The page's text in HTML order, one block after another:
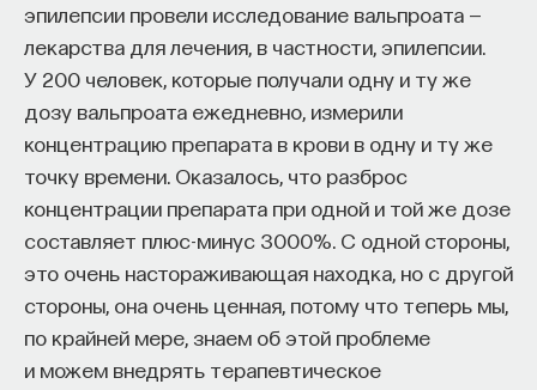
эпилепсии провели исследование вальпроата —
лекарства для лечения, в частности, эпилепсии.
У 200 человек, которые получали одну и ту же
дозу вальпроата ежедневно, измерили
концентрацию препарата в крови в одну и ту же
точку времени. Оказалось, что разброс
концентрации препарата при одной и той же дозе
составляет плюс-минус 3000%. С одной стороны,
это очень настораживающая находка, но с другой
стороны, она очень ценная, потому что теперь мы,
по крайней мере, знаем об этой проблеме
и можем внедрять терапевтическое
Ивар Максутов
издатель, сооснователь Редакционно-
Ульяна Раведовская
Сения Долгачева
редактор ПостНауки
ИСКУССТВЕННЫЙ ИНТЕЛЛЕКТ